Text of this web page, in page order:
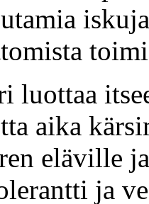
luottaa
aika
eläville
ja